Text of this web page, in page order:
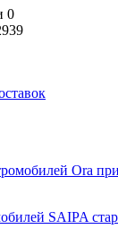
0
Ora
SAIPA